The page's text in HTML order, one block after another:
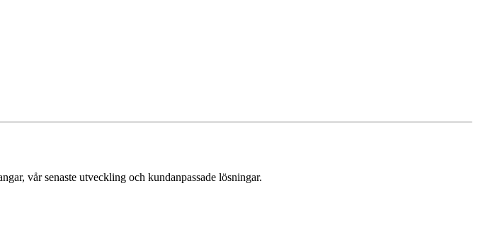
vår senaste utveckling och kundanpassade lösningar.